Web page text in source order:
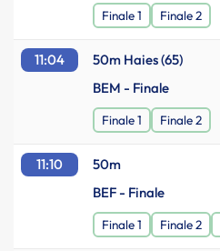
Finale 1 Finale 2
11:04 50m Haies (65)
BEM - Finale
Finale 1 Finale 2
11:10 50m
BEF - Finale
Finale 1 Finale 2